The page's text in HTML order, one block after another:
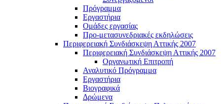
Πρόγραμμα
Εργαστήρια
Ομάδες εργασίας
Προ-μετασυνεδριακές εκδηλώσεις
Περιφερειακή Συνδιάσκεψη Αττικής 2007
Περιφερειακή Συνδιάσκεψη Αττικής 2007
Οργανωτική Επιτροπή
Αναλυτικό Πρόγραμμα
Εργαστήρια
Βιογραφικά
Δρώμενα